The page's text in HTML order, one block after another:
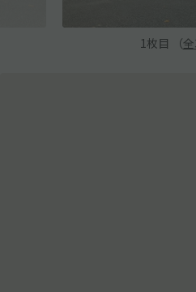
1 枚目 （全